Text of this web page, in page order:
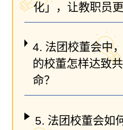
化」，让教职员
4. 法团校董会中
的校董怎样达致
命？
5. 法团校董会如